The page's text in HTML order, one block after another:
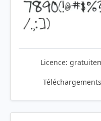
Licence: